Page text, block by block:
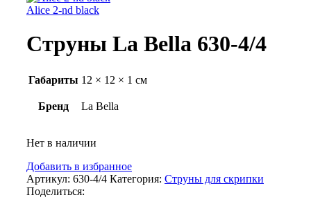
Alice 2-nd black
Струны La Bella 630-4/4
Габариты 12 × 12 × 1 см
Бренд La Bella
Нет в наличии
Добавить в избранное
Артикул: 630-4/4 Категория: Струны для скрипки
Поделиться: